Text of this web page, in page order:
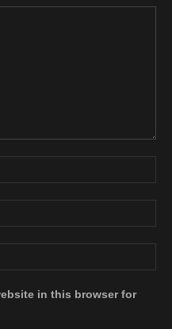
in this browser for